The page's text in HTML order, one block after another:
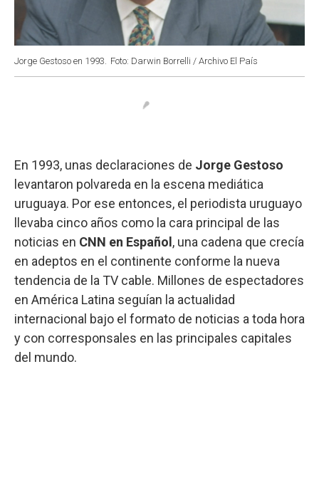
Jorge Gestoso en 1993. Foto: Darwin Borrelli / Archivo El País
En 1993, unas declaraciones de Jorge Gestoso
levantaron polvareda en la escena mediática
uruguaya. Por ese entonces, el periodista uruguayo
llevaba cinco años como la cara principal de las
noticias en CNN en Español , una cadena que crecía
en adeptos en el continente conforme la nueva
tendencia de la TV cable. Millones de espectadores
en América Latina seguían la actualidad
internacional bajo el formato de noticias a toda hora
y con corresponsales en las principales capitales
del mundo.